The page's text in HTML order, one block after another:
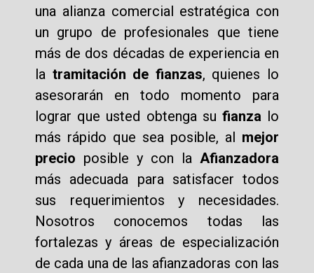
una alianza comercial estratégica con
un grupo de profesionales que tiene
más de dos décadas de experiencia en
la tramitación de fianzas, quienes lo
asesorarán en todo momento para
lograr que usted obtenga su fianza lo
más rápido que sea posible, al mejor
precio posible y con la Afianzadora
más adecuada para satisfacer todos
sus requerimientos y necesidades.
Nosotros conocemos todas las
fortalezas y áreas de especialización
de cada una de las afianzadoras con las